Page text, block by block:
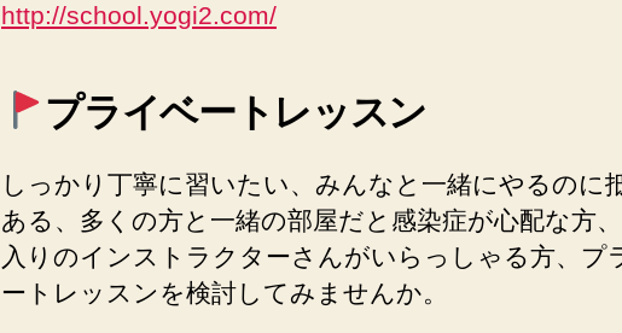
http://school.yogi2.com/
プライベートレッスン
しっかり丁寧に習いたい、みんなと一緒にやるのに
ある、多くの方と一緒の部屋だと感染症が心配な方
入りのインストラクターさんがいらっしゃる方、プ
ートレッスンを検討してみませんか。